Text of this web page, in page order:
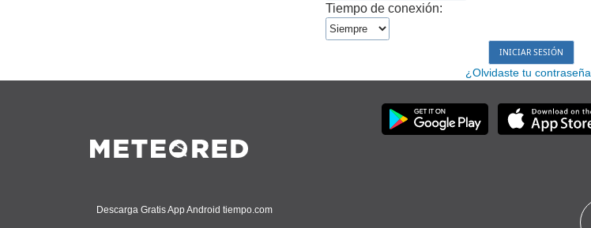
Tiempo de conexión:
¿Olvidaste tu
Descarga Gratis App Android tiempo.com